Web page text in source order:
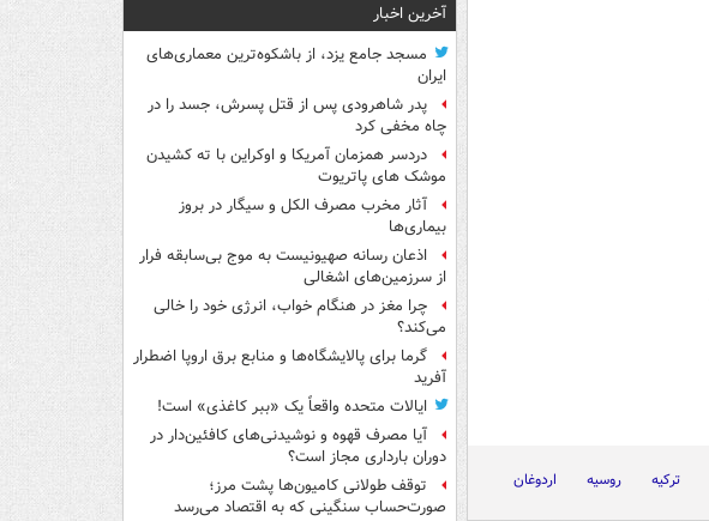
ترکیه روسیه اردوغان
آخرین اخبار
مسجد جامع یزد، از باشکوه‌ترین معماری‌های
ایران
پدر شاهرودی پس از قتل پسرش، جسد را در
چاه مخفی کرد
دردسر همزمان آمریکا و اوکراین با ته کشیدن
موشک های پاتریوت
آثار مخرب مصرف الکل و سیگار در بروز
بیماری‌ها
اذعان رسانه صهیونیست به موج بی‌سابقه فرار
از سرزمین‌های اشغالی
چرا مغز در هنگام خواب، انرژی خود را خالی
می‌کند؟
گرما برای پالایشگاه‌ها و منابع برق اروپا اضطرار
آفرید
ایالات متحده واقعاً یک «ببر کاغذی» است!
آیا مصرف قهوه و نوشیدنی‌های کافئین‌دار در
دوران بارداری مجاز است؟
توقف طولانی کامیون‌ها پشت مرز؛
صورت‌حساب سنگینی که به اقتصاد می‌رسد